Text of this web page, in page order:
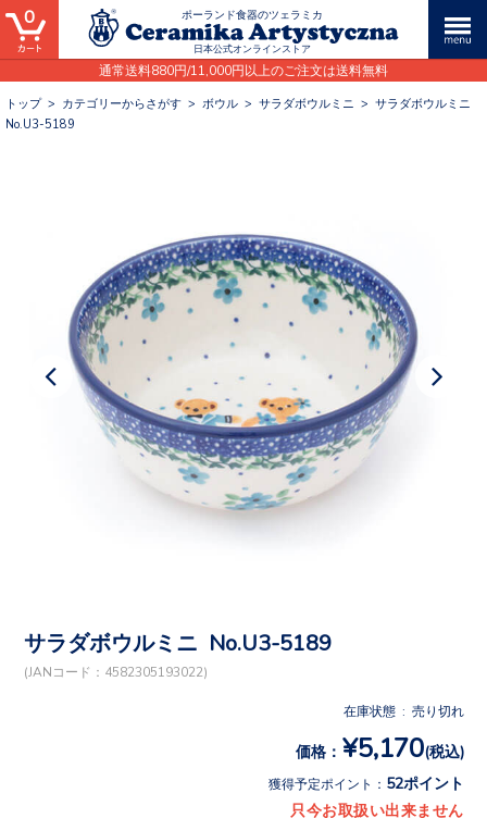
ポーランド食器のツェラミカ
日本公式オンラインストア
通常送料880円/11,000円以上のご注文は送料無料
0
トップ> カテゴリーからさがす > ボウル > サラダボウルミニ > サラダボウルミニ
No.U3-5189
サラダボウルミニ No.U3-5189
(JANコード：4582305193022)
在庫状態 : 売り切れ
価格： ¥5,170(税込)
獲得予定ポイント： 52ポイント
只今お取扱い出来ません